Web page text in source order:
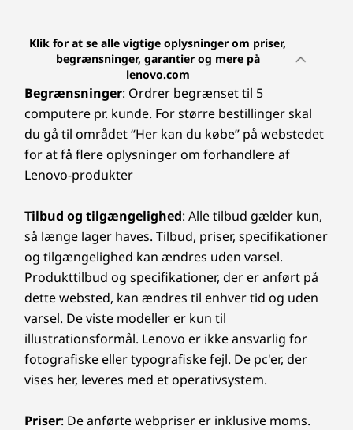
Klik for at se alle vigtige oplysninger om priser,
begrænsninger, garantier og mere på
lenovo.com
Begrænsninger: Ordrer begrænset til 5
computere pr. kunde. For større bestillinger skal
du gå til området “Her kan du købe” på webstedet
for at få flere oplysninger om forhandlere af
Lenovo-produkter
Tilbud og tilgængelighed: Alle tilbud gælder kun,
så længe lager haves. Tilbud, priser, specifikationer
og tilgængelighed kan ændres uden varsel.
Produkttilbud og specifikationer, der er anført på
dette websted, kan ændres til enhver tid og uden
varsel. De viste modeller er kun til
illustrationsformål. Lenovo er ikke ansvarlig for
fotografiske eller typografiske fejl. De pc'er, der
vises her, leveres med et operativsystem.
Priser: De anførte webpriser er inklusive moms.